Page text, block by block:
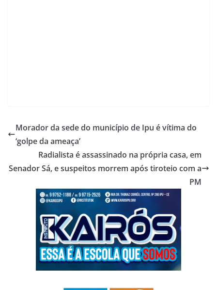
Morador da sede do município de Ipu é vítima do
‘golpe da ameaça’
Radialista é assassinado na própria casa, em
Senador Sá, e suspeitos morrem após tiroteio com a
PM